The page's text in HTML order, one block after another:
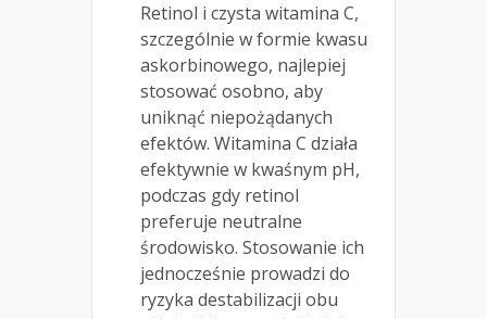
Retinol i czysta witamina C,
szczególnie w formie kwasu
askorbinowego, najlepiej
stosować osobno, aby
uniknąć niepożądanych
efektów. Witamina C działa
efektywnie w kwaśnym pH,
podczas gdy retinol
preferuje neutralne
środowisko. Stosowanie ich
jednocześnie prowadzi do
ryzyka destabilizacji obu